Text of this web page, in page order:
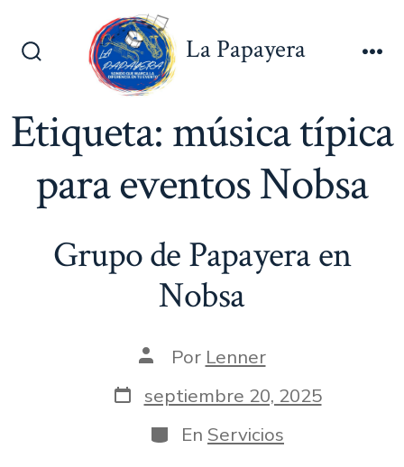
Alternar
La Papayera
Etiqueta:música típica
para eventos Nobsa
Grupo de Papayera en
Nobsa
Autor
la
entrada
Por Lenner
Fecha
de
publicación
septiembre 20, 2025
Categorías
En Servicios